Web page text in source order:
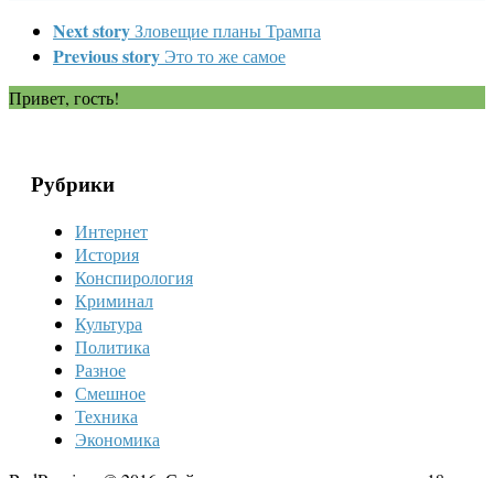
Next storyЗловещие планы Трампа
Previous story Это то же самое
Привет, гость!
Рубрики
Интернет
История
Конспирология
Криминал
Культура
Политика
Разное
Смешное
Техника
Экономика